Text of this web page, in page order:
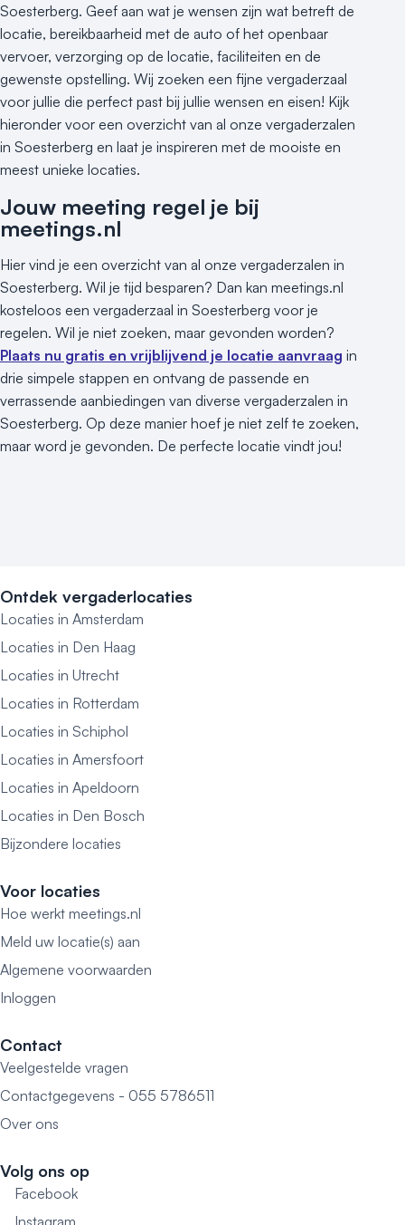
Hotel
Hybride events
Industriële locatie
Kasteel en landgoed
Kleine / intieme locatie
Locaties aan zee
Museum
Varende locatie
Soesterberg. Geef aan wat je wensen zijn wat betreft de
locatie, bereikbaarheid met de auto of het openbaar
vervoer, verzorging op de locatie, faciliteiten en de
gewenste opstelling. Wij zoeken een fijne vergaderzaal
voor jullie die perfect past bij jullie wensen en eisen! Kijk
hieronder voor een overzicht van al onze vergaderzalen
in Soesterberg en laat je inspireren met de mooiste en
meest unieke locaties.
Jouw meeting regel je bij
meetings.nl
Hier vind je een overzicht van al onze vergaderzalen in
Soesterberg. Wil je tijd besparen? Dan kan meetings.nl
kosteloos een vergaderzaal in Soesterberg voor je
regelen. Wil je niet zoeken, maar gevonden worden?
Plaats nu gratis en vrijblijvend je locatie aanvraag in
drie simpele stappen en ontvang de passende en
verrassende aanbiedingen van diverse vergaderzalen in
Soesterberg. Op deze manier hoef je niet zelf te zoeken,
maar word je gevonden. De perfecte locatie vindt jou!
Ontdek vergaderlocaties
Locaties in Amsterdam
Locaties in Den Haag
Locaties in Utrecht
Locaties in Rotterdam
Locaties in Schiphol
Locaties in Amersfoort
Locaties in Apeldoorn
Locaties in Den Bosch
Bijzondere locaties
Voor locaties
Hoe werkt meetings.nl
Meld uw locatie(s) aan
Algemene voorwaarden
Inloggen
Contact
Veelgestelde vragen
Contactgegevens - 055 5786511
Over ons
Volg ons op
Facebook
Instagram